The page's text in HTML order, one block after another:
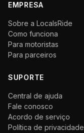
EMPRESA
Sobre a LocalsRide
Como funciona
Para motoristas
Para parceiros
SUPORTE
Central de ajuda
Fale conosco
Acordo de serviço
Política de privacidade